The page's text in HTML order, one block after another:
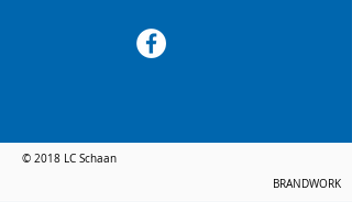
© 2018 LC Schaan
BRANDWORK